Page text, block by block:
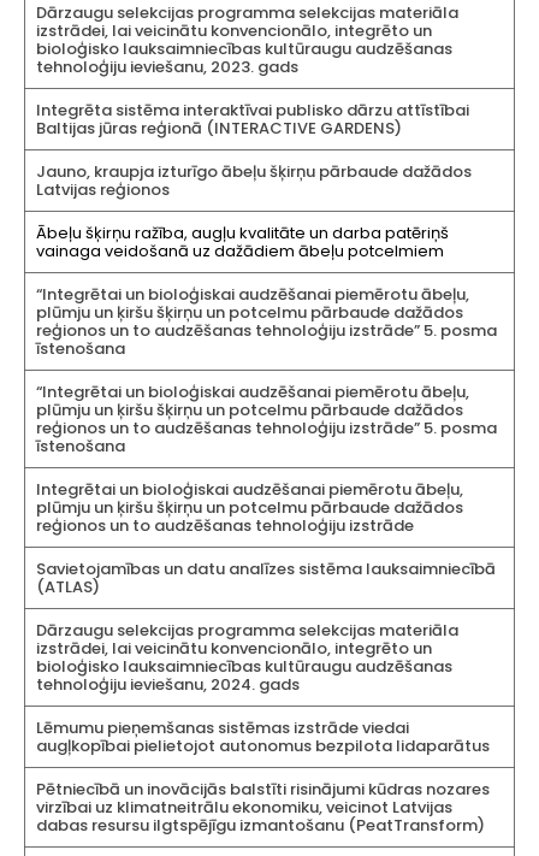
Dārzaugu selekcijas programma selekcijas materiāla
izstrādei, lai veicinātu konvencionālo, integrēto un
bioloģisko lauksaimniecības kultūraugu audzēšanas
tehnoloģiju ieviešanu, 2023. gads
Integrēta sistēma interaktīvai publisko dārzu attīstībai
Baltijas jūras reģionā (INTERACTIVE GARDENS)
Jauno, kraupja izturīgo ābeļu šķirņu pārbaude dažādos
Latvijas reģionos
Ābeļu šķirņu ražība, augļu kvalitāte un darba patēriņš
vainaga veidošanā uz dažādiem ābeļu potcelmiem
“Integrētai un bioloģiskai audzēšanai piemērotu ābeļu,
plūmju un ķiršu šķirņu un potcelmu pārbaude dažādos
reģionos un to audzēšanas tehnoloģiju izstrāde” 5. posma
īstenošana
“Integrētai un bioloģiskai audzēšanai piemērotu ābeļu,
plūmju un ķiršu šķirņu un potcelmu pārbaude dažādos
reģionos un to audzēšanas tehnoloģiju izstrāde” 5. posma
īstenošana
Integrētai un bioloģiskai audzēšanai piemērotu ābeļu,
plūmju un ķiršu šķirņu un potcelmu pārbaude dažādos
reģionos un to audzēšanas tehnoloģiju izstrāde
Savietojamības un datu analīzes sistēma lauksaimniecībā
(ATLAS)
Dārzaugu selekcijas programma selekcijas materiāla
izstrādei, lai veicinātu konvencionālo, integrēto un
bioloģisko lauksaimniecības kultūraugu audzēšanas
tehnoloģiju ieviešanu, 2024. gads
Lēmumu pieņemšanas sistēmas izstrāde viedai
augļkopībai pielietojot autonomus bezpilota lidaparātus
Pētniecībā un inovācijās balstīti risinājumi kūdras nozares
virzībai uz klimatneitrālu ekonomiku, veicinot Latvijas
dabas resursu ilgtspējīgu izmantošanu (PeatTransform)